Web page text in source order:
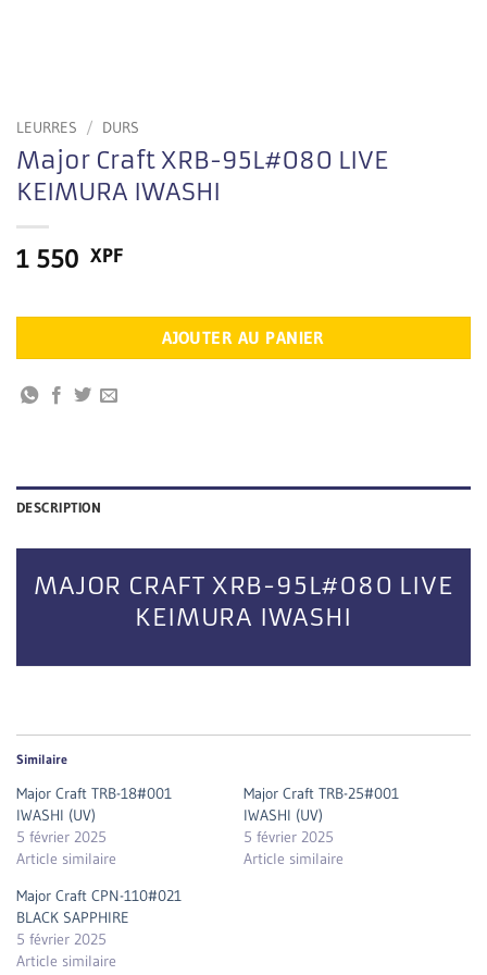
LEURRES / DURS
Major Craft XRB-95L#080 LIVE
KEIMURA IWASHI
1 550 XPF
AJOUTER AU PANIER
DESCRIPTION
MAJOR CRAFT XRB-95L#080 LIVE
KEIMURA IWASHI
Similaire
Major Craft TRB-18#001
IWASHI (UV)
5 février 2025
Article similaire
Major Craft TRB-25#001
IWASHI (UV)
5 février 2025
Article similaire
Major Craft CPN-110#021
BLACK SAPPHIRE
5 février 2025
Article similaire